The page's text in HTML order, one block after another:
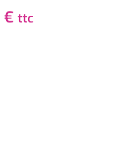
€ ttc